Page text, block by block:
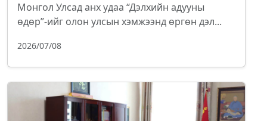
Монгол Улсад анх удаа “Дэлхийн адууны
өдөр”-ийг олон улсын хэмжээнд өргөн дэл...
2026/07/08